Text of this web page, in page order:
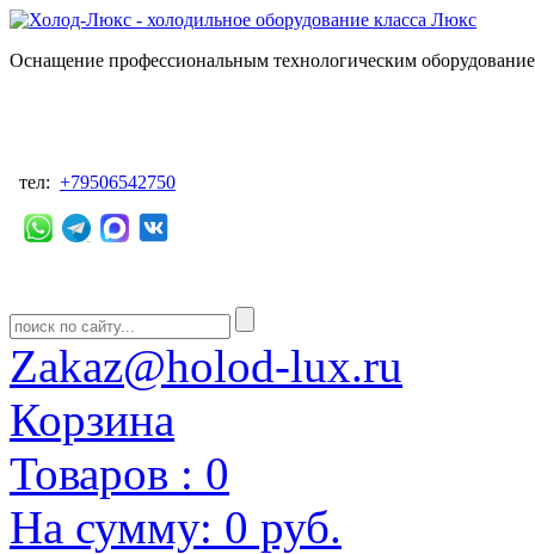
Оснащение профессиональным технологическим
тел: +79506542750
Zakaz@holod-lux.ru
Корзина
Товаров : 0
На сумму: 0 руб.